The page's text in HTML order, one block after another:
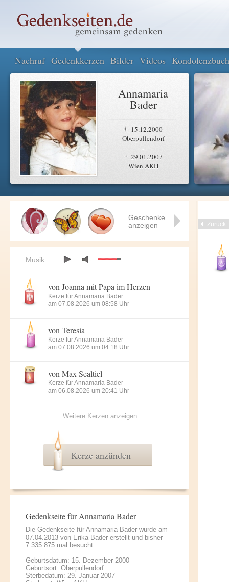
Nachruf Gedenkkerzen Bilder Videos Kondolenzbuch
Annamaria
Bader
15.12.2000
Oberpullendorf
-
29.01.2007
Wien AKH
Zurück
Geschenke
anzeigen
Musik:
von Joanna mit Papa im Herzen
Kerze für Annamaria Bader
am 07.08.2026 um 08:58 Uhr
von Teresia
Kerze für Annamaria Bader
am 07.08.2026 um 04:18 Uhr
von Max Sealtiel
Kerze für Annamaria Bader
am 06.08.2026 um 20:41 Uhr
Weitere Kerzen anzeigen
Kerze anzünden
Gedenkseite für Annamaria Bader
Die Gedenkseite für Annamaria Bader wurde am
07.04.2013 von Erika Bader erstellt und bisher
7.335.875 mal besucht.
Geburtsdatum: 15. Dezember 2000
Geburtsort: Oberpullendorf
Sterbedatum: 29. Januar 2007